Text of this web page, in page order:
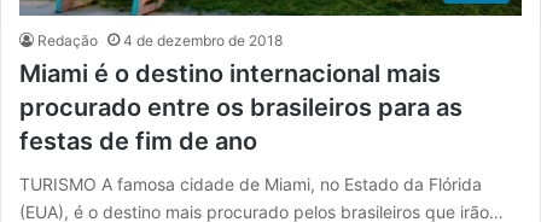
Redação 4 de dezembro de 2018
Miami é o destino internacional mais
procurado entre os brasileiros para as
festas de fim de ano
TURISMO A famosa cidade de Miami, no Estado da Flórida
(EUA), é o destino mais procurado pelos brasileiros que irão…